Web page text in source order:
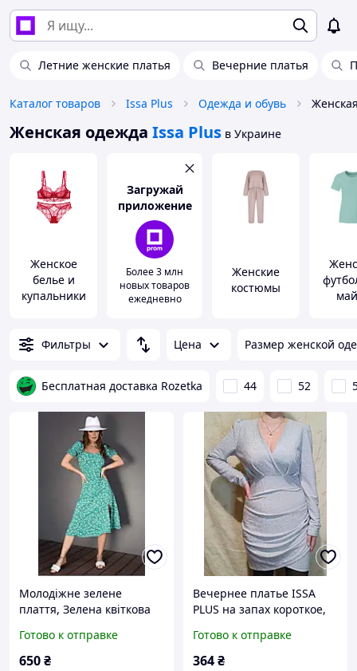
Летние женские платья Вечерние платья
Каталог товаров Issa Plus Одежда и обувь
Женская одежда Issa Plus в Украине
Женское
белье и
купальники
Загружай
приложение
Более 3 млн
новых товаров
ежедневно
Женские
костюмы
Фильтры Цена Размер женской
Бесплатная доставка Rozetka 44 52
Молодіжне зелене
плаття, Зелена квіткова
Готово к отправке
650₴
Вечернее платье ISSA
PLUS на запах короткое,
размер S
Готово к отправке
364₴